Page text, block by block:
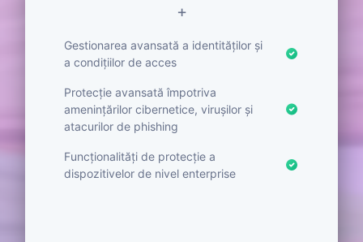
+
Gestionarea avansată a identităților și
a condițiilor de acces
Protecție avansată împotriva
amenințărilor cibernetice, virușilor și
atacurilor de phishing
Funcționalități de protecție a
dispozitivelor de nivel enterprise